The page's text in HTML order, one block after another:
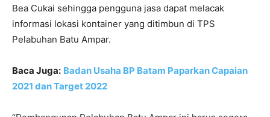
Bea Cukai sehingga pengguna jasa dapat melacak
informasi lokasi kontainer yang ditimbun di TPS
Pelabuhan Batu Ampar.
Baca Juga: Badan Usaha BP Batam Paparkan Capaian
2021 dan Target 2022